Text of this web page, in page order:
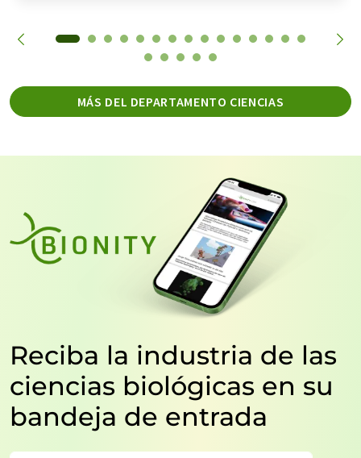
MÁS DEL DEPARTAMENTO CIENCIAS
Reciba la industria de las
ciencias biológicas en su
bandeja de entrada